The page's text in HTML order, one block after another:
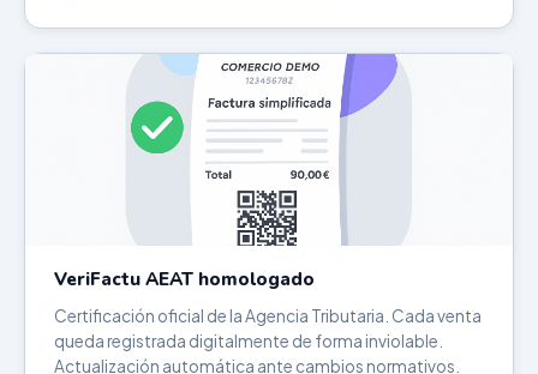
VeriFactu AEAT homologado
Certificación oficial de la Agencia Tributaria. Cada venta
queda registrada digitalmente de forma inviolable.
Actualización automática ante cambios normativos.